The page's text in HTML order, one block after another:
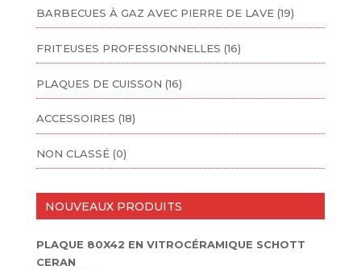
BARBECUES À GAZ AVEC PIERRE DE LAVE (19)
FRITEUSES PROFESSIONNELLES (16)
PLAQUES DE CUISSON (16)
ACCESSOIRES (18)
NON CLASSÉ (0)
NOUVEAUX PRODUITS
PLAQUE 80X42 EN VITROCÉRAMIQUE SCHOTT
CERAN